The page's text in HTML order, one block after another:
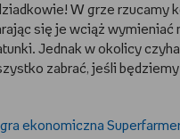
W grze rzucamy
się je wciąż wymieniać
Jednak w okolicy
zabrać, jeśli będziemy